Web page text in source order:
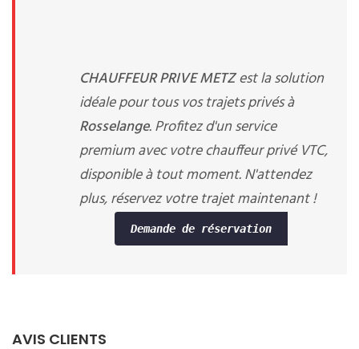
CHAUFFEUR PRIVE METZest la solution
idéale pour tous vos trajets privés à
Rosselange. Profitez d'un service
premium avec votre chauffeur privé VTC,
disponible à tout moment. N'attendez
plus, réservez votre trajet maintenant !
Demande de réservation
AVIS CLIENTS